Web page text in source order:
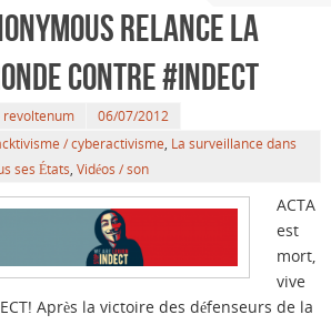
relance la
contre #INDECT
revoltenum
06/07/2012
/ cyberactivisme La surveillance dans
ses États Vidéos / son
ACTA
est
mort,
vive
Après la victoire des défenseurs de la